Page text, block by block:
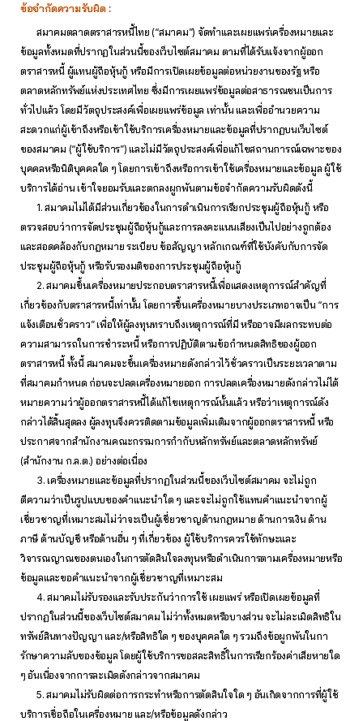
ข้อจำกัดความรับผิด :
สมาคมตลาดตราสารหนี้ไทย (“สมาคม”) จัดทำและเผยแพร่เครื่องหมายและ
ข้อมูลทั้งหมดที่ปรากฏในส่วนนี้ของเว็บไซต์สมาคม ตามที่ได้รับแจ้งจากผู้ออก
ตราสารหนี้ ผู้แทนผู้ถือหุ้นกู้ หรือมีการเปิดเผยข้อมูลต่อหน่วยงานของรัฐ หรือ
ตลาดหลักทรัพย์แห่งประเทศไทย ซึ่งมีการเผยแพร่ข้อมูลต่อสาธารณชนเป็นการ
ทั่วไปแล้ว โดยมีวัตถุประสงค์เพื่อเผยแพร่ข้อมูล เท่านั้น และเพื่ออำนวยความ
สะดวกแก่ผู้เข้าถึงหรือเข้าใช้บริการเครื่องหมายและข้อมูลที่ปรากฏบนเว็บไซต์
ของสมาคม (“ผู้ใช้บริการ”) และไม่มีวัตถุประสงค์เพื่อแก้ไขสถานการณ์เฉพาะของ
บุคคลหรือนิติบุคคลใด ๆ โดยการเข้าถึงหรือการเข้าใช้เครื่องหมายและข้อมูล ผู้ใช้
บริการได้อ่าน เข้าใจยอมรับและตกลงผูกพันตามข้อจำกัดความรับผิดดังนี้
1. สมาคมไม่ได้มีส่วนเกี่ยวข้องในการดำเนินการเรียกประชุมผู้ถือหุ้นกู้ หรือ
ตรวจสอบว่าการจัดประชุมผู้ถือหุ้นกู้และการลงคะแนนเสียงเป็นไปอย่างถูกต้อง
และสอดคล้องกับกฎหมาย ระเบียบ ข้อสัญญา หลักเกณฑ์ที่ใช้บังคับกับการจัด
ประชุมผู้ถือหุ้นกู้ หรือรับรองมติของการประชุมผู้ถือหุ้นกู้
2. สมาคมขึ้นเครื่องหมายประกอบตราสารหนี้เพื่อแสดงเหตุการณ์สำคัญที่
เกี่ยวข้องกับตราสารหนี้เท่านั้น โดยการขึ้นเครื่องหมายบางประเภทอาจเป็น “การ
แจ้งเตือนชั่วคราว” เพื่อให้ผู้ลงทุนทราบถึงเหตุการณ์ที่มี หรืออาจมีผลกระทบต่อ
ความสามารถในการชำระหนี้ หรือการปฏิบัติตามข้อกำหนดสิทธิของผู้ออก
ตราสารหนี้ ทั้งนี้ สมาคมจะขึ้นเครื่องหมายดังกล่าวไว้ชั่วคราวเป็นระยะเวลาตาม
ที่สมาคมกำหนด ก่อนจะปลดเครื่องหมายออก การปลดเครื่องหมายดังกล่าวไม่ได้
หมายความว่าผู้ออกตราสารหนี้ได้แก้ไขเหตุการณ์นั้นแล้ว หรือว่าเหตุการณ์ดัง
กล่าวได้สิ้นสุดลง ผู้ลงทุนจึงควรติดตามข้อมูลเพิ่มเติมจากผู้ออกตราสารหนี้ หรือ
ประกาศจากสำนักงานคณะกรรมการกำกับหลักทรัพย์และตลาดหลักทรัพย์
(สำนักงาน ก.ล.ต.) อย่างต่อเนื่อง
3. เครื่องหมายและข้อมูลที่ปรากฏในส่วนนี้ของเว็บไซต์สมาคม จะไม่ถูก
ตีความว่าเป็นรูปแบบของคำแนะนำใด ๆ และจะไม่ถูกใช้แทนคำแนะนำจากผู้
เชี่ยวชาญที่เหมาะสมไม่ว่าจะเป็นผู้เชี่ยวชาญด้านกฎหมาย ด้านการเงิน ด้าน
ภาษี ด้านบัญชี หรือด้านอื่น ๆ ที่เกี่ยวข้อง ผู้ใช้บริการควรใช้ทักษะและ
วิจารณญาณของตนเองในการตัดสินใจลงทุนหรือดำเนินการตามเครื่องหมายหรือ
ข้อมูลและขอคำแนะนำจากผู้เชี่ยวชาญที่เหมาะสม
4. สมาคมไม่รับรองและรับประกันว่าการใช้ เผยแพร่ หรือเปิดเผยข้อมูลที่
ปรากฏในส่วนนี้ของเว็บไซต์สมาคม ไม่ว่าทั้งหมดหรือบางส่วน จะไม่ละเมิดสิทธิใน
ทรัพย์สินทางปัญญา และ/หรือสิทธิใด ๆ ของบุคคลใด ๆ รวมถึงข้อผูกพันในกา
รักษาความลับของข้อมูล โดยผู้ใช้บริการขอสละสิทธิ์ในการเรียกร้องค่าเสียหายใด
ๆ อันเนื่องจากการละเมิดดังกล่าวจากสมาคม
5. สมาคมไม่รับผิดต่อการกระทำหรือการตัดสินใจใด ๆ อันเกิดจากการที่ผู้ใช้
บริการเชื่อถือในเครื่องหมาย และ/หรือข้อมูลดังกล่าว